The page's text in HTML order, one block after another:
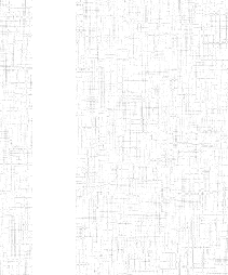
KAELE
ENIEG DE
MORA
ENIEG DE
MOKOLO
ENIEG DE